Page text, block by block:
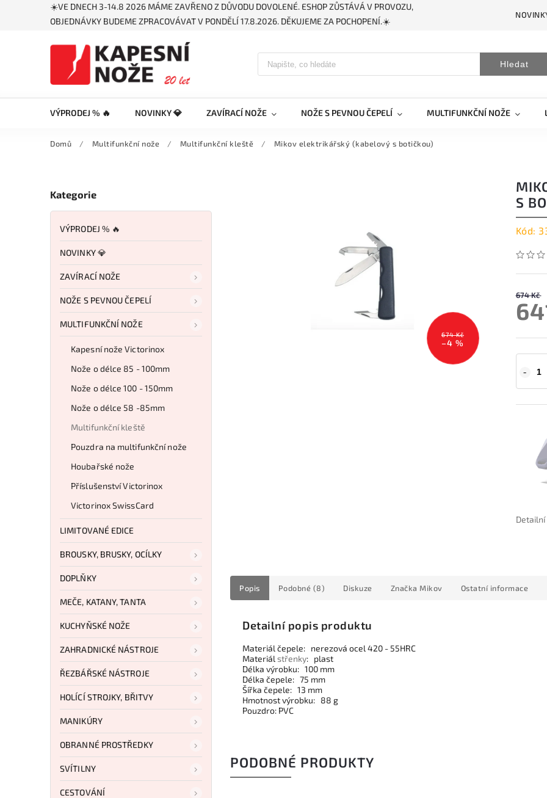
☀️VE DNECH 3-14.8 2026 MÁME ZAVŘENO Z DŮVODU DOVOLENÉ. ESHOP ZŮSTÁVÁ V PROVOZU,
OBJEDNÁVKY BUDEME ZPRACOVÁVAT V PONDĚLÍ 17.8.2026. DĚKUJEME ZA POCHOPENÍ.☀️
Hledat
VÝPRODEJ % 🔥 NOVINKY 💎 ZAVÍRACÍ NOŽE NOŽE S PEVNOU ČEPELÍ MULTIFUNKČNÍ NOŽE
Domů / Multifunkční nože / Multifunkční kleště / Mikov elektrikářský (kabelový s botičkou)
Kategorie
VÝPRODEJ % 🔥
NOVINKY 💎
ZAVÍRACÍ NOŽE
NOŽE S PEVNOU ČEPELÍ
MULTIFUNKČNÍ NOŽE
Kapesní nože Victorinox
Nože o délce 85 - 100mm
Nože o délce 100 - 150mm
Nože o délce 58 -85mm
Multifunkční kleště
Pouzdra na multifunkční nože
Houbařské nože
Příslušenství Victorinox
Victorinox SwissCard
LIMITOVANÉ EDICE
BROUSKY, BRUSKY, OCÍLKY
DOPLŇKY
MEČE, KATANY, TANTA
KUCHYŇSKÉ NOŽE
ZAHRADNICKÉ NÁSTROJE
ŘEZBÁŘSKÉ NÁSTROJE
HOLÍCÍ STROJKY, BŘITVY
MANIKÚRY
OBRANNÉ PROSTŘEDKY
SVÍTILNY
CESTOVÁNÍ
674 Kč
–4 %
S
Kód:
674 Kč
Popis Podobné (8) Diskuze Značka Mikov Ostatní informace
Detailní popis produktu
Materiál čepele: nerezová ocel 420 - 55HRC
Materiálstřenky: plast
Délka výrobku: 100 mm
Délka čepele: 75 mm
Šířka čepele: 13 mm
Hmotnost výrobku: 88 g
Pouzdro: PVC
PODOBNÉ PRODUKTY